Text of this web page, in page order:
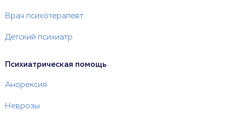
Врач психотерапевт
Детский психиатр
Психиатрическая помощь
Анорексия
Неврозы